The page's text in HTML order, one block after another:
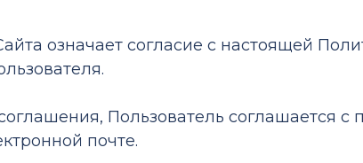
означает согласие с настоящей
Пользователь соглашается
почте.